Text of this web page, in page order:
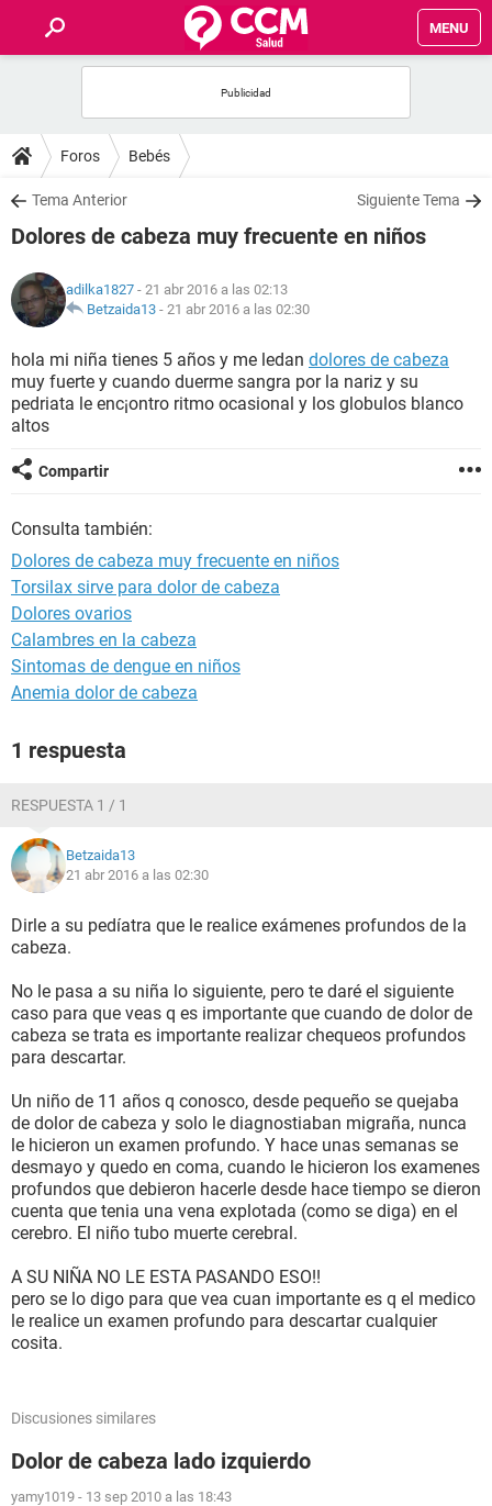
MENU
FOROS
SALUD
NUTRICIÓN
BIENESTAR
SEXUALIDAD
GLOSARIO
Foros Bebés
Tema Anterior Siguiente Tema
Dolores de cabeza muy frecuente en niños
adilka1827 - 21 abr 2016 a las 02:13
Betzaida13 - 21 abr 2016 a las 02:30
hola mi niña tienes 5 años y me ledan dolores de cabeza
muy fuerte y cuando duerme sangra por la nariz y su
pedriata le enc¡ontro ritmo ocasional y los globulos blanco
altos
Compartir
Consulta también:
Dolores de cabeza muy frecuente en niños
Torsilax sirve para dolor de cabeza
Dolores ovarios
Calambres en la cabeza
Sintomas de dengue en niños
Anemia dolor de cabeza
1 respuesta
RESPUESTA 1 / 1
Betzaida13
21 abr 2016 a las 02:30
Dirle a su pedíatra que le realice exámenes profundos de la
cabeza.
No le pasa a su niña lo siguiente, pero te daré el siguiente
caso para que veas q es importante que cuando de dolor de
cabeza se trata es importante realizar chequeos profundos
para descartar.
Un niño de 11 años q conosco, desde pequeño se quejaba
de dolor de cabeza y solo le diagnostiaban migraña, nunca
le hicieron un examen profundo. Y hace unas semanas se
desmayo y quedo en coma, cuando le hicieron los examenes
profundos que debieron hacerle desde hace tiempo se dieron
cuenta que tenia una vena explotada (como se diga) en el
cerebro. El niño tubo muerte cerebral.
A SU NIÑA NO LE ESTA PASANDO ESO!!
pero se lo digo para que vea cuan importante es q el medico
le realice un examen profundo para descartar cualquier
cosita.
Discusiones similares
Dolor de cabeza lado izquierdo
yamy1019 - 13 sep 2010 a las 18:43